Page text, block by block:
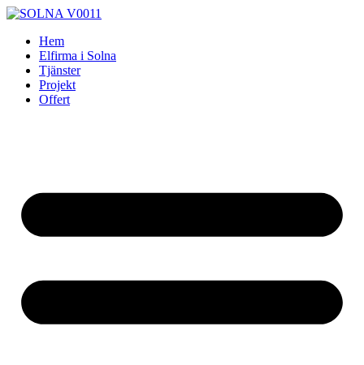
Skip
contentHem
Elfirma i Solna
Tjänster
Projekt
Offert